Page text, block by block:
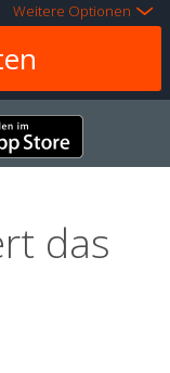
Weitere Optionen
das